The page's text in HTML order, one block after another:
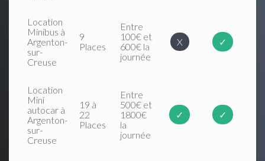
Location
Minibus à
Argenton-
sur-
Creuse
9
Places
Entre
100€ et
600€ la
journée
X ✓
Location
Mini
autocar à
Argenton-
sur-
Creuse
19 à
22
Places
Entre
500€ et
1800€
la
journée
✓ ✓